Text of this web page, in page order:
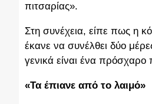
πιτσαρίας».
Στη συνέχεια, είπε πως η
έκανε να συνέλθει δύο
γενικά είναι ένα
«Τα έπιανε από το λαιμό»